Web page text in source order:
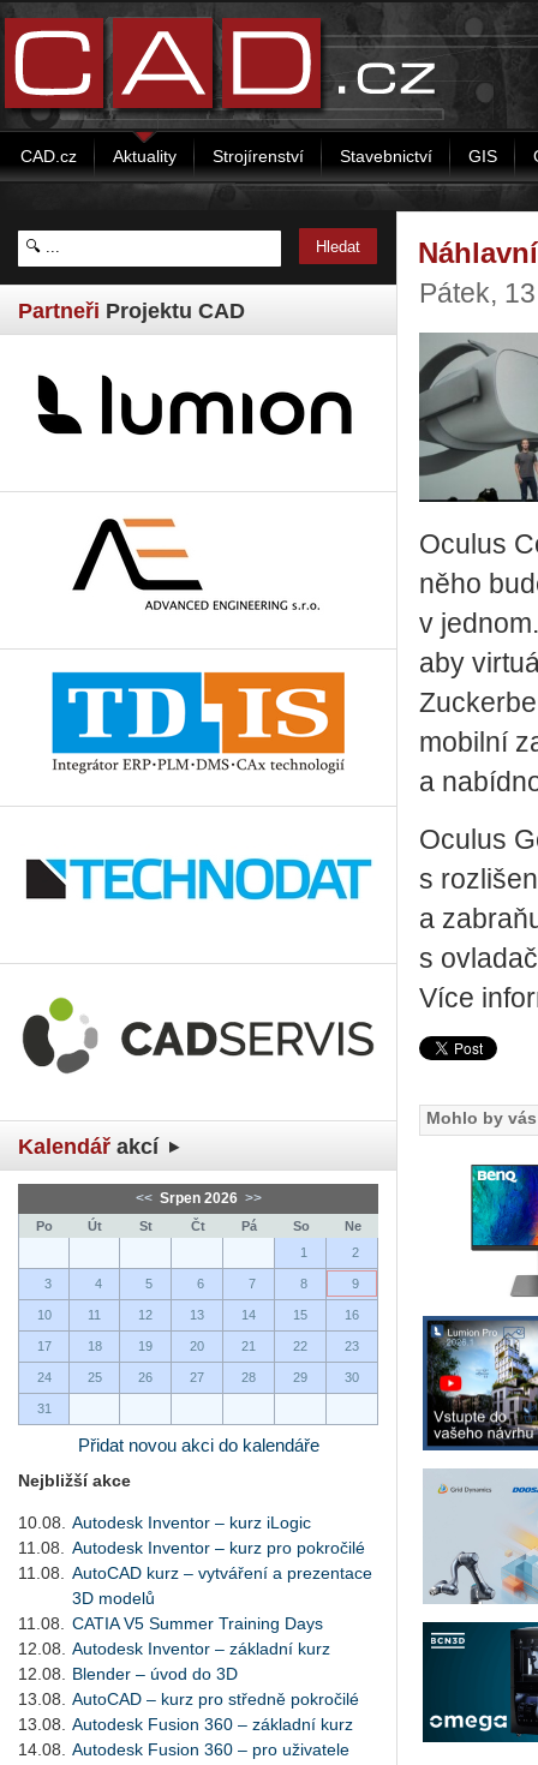
CAD.cz Aktuality Strojírenství Stavebnictví GIS
Partneři Projektu CAD
Kalendář akcí
<< Srpen 2026 >>
Po Út St Čt Pá So
Ne
1
2
3 4 5 6 7 8 9
10 11 12 13 14 15 16
17 18 19 20 21 22 23
24 25 26 27 28 29 30
31
Přidat novou akci do kalendáře
Nejbližší akce
10.08.
Autodesk Inventor – kurz iLogic
11.08.
Autodesk Inventor – kurz pro pokročilé
11.08.
AutoCAD kurz – vytváření a prezentace
3D modelů
11.08.
CATIA V5 Summer Training Days
12.08.
Autodesk Inventor – základní kurz
12.08.
Blender – úvod do 3D
13.08.
AutoCAD – kurz pro středně pokročilé
13.08.
Autodesk Fusion 360 – základní kurz
14.08.
Autodesk Fusion 360 – pro uživatele
Pátek,
Oculus
něho
v
aby
mobilní
a
Oculus
s
a
s
Více
Mohlo by